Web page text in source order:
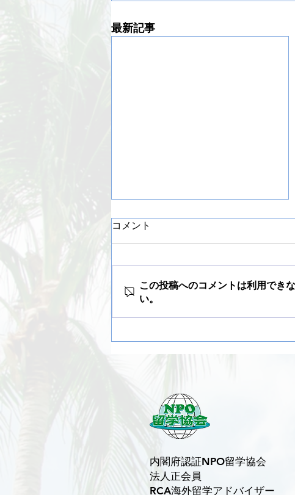
最新記事
まだ間に合う！ 2026年 夏の
コメント
この投稿へのコメントは利用でき
い。
内閣府認証NPO留学協会
法人正会員
RCA海外留学アドバイザー